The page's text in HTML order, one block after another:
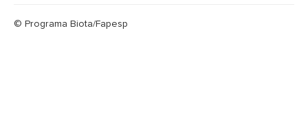
© Programa Biota/Fapesp